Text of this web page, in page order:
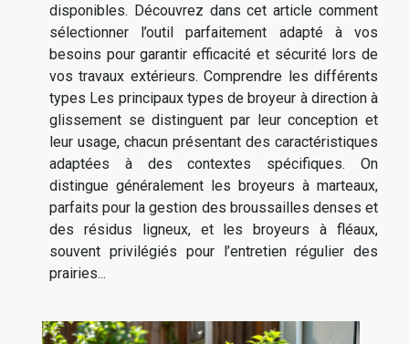
disponibles. Découvrez dans cet article comment
sélectionner l’outil parfaitement adapté à vos
besoins pour garantir efficacité et sécurité lors de
vos travaux extérieurs. Comprendre les différents
types Les principaux types de broyeur à direction à
glissement se distinguent par leur conception et
leur usage, chacun présentant des caractéristiques
adaptées à des contextes spécifiques. On
distingue généralement les broyeurs à marteaux,
parfaits pour la gestion des broussailles denses et
des résidus ligneux, et les broyeurs à fléaux,
souvent privilégiés pour l’entretien régulier des
prairies...